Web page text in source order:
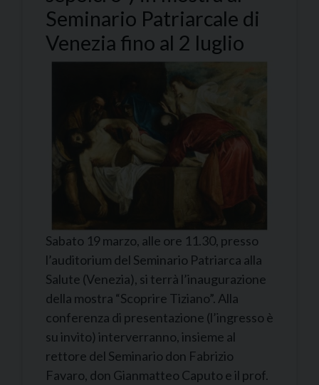
Seminario Patriarcale di
Venezia fino al 2 luglio
Sabato 19 marzo, alle ore 11.30, presso
l’auditorium del Seminario Patriarca alla
Salute (Venezia), si terrà l’inaugurazione
della mostra “Scoprire Tiziano”. Alla
conferenza di presentazione (l’ingresso è
su invito) interverranno, insieme al
rettore del Seminario don Fabrizio
Favaro, don Gianmatteo Caputo e il prof.